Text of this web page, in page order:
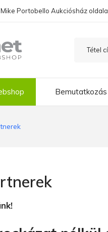
Portobello Aukciósház oldala
Bemutatkozás